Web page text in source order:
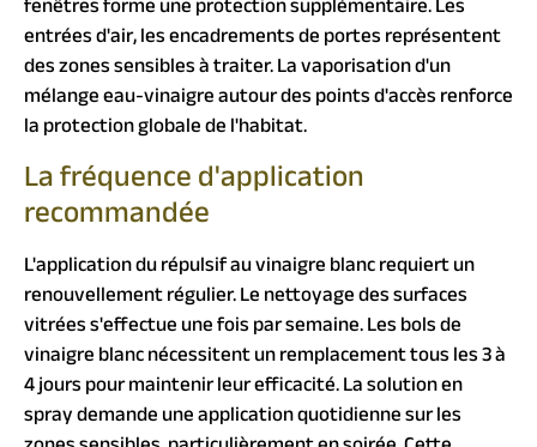
fenêtres forme une protection supplémentaire. Les
entrées d'air, les encadrements de portes représentent
des zones sensibles à traiter. La vaporisation d'un
mélange eau-vinaigre autour des points d'accès renforce
la protection globale de l'habitat.
La fréquence d'application
recommandée
L'application du répulsif au vinaigre blanc requiert un
renouvellement régulier. Le nettoyage des surfaces
vitrées s'effectue une fois par semaine. Les bols de
vinaigre blanc nécessitent un remplacement tous les 3 à
4 jours pour maintenir leur efficacité. La solution en
spray demande une application quotidienne sur les